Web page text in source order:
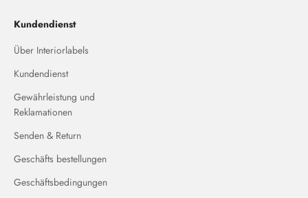
Kundendienst
Über Interiorlabels
Kundendienst
Gewährleistung und
Reklamationen
Senden & Return
Geschäfts bestellungen
Geschäftsbedingungen